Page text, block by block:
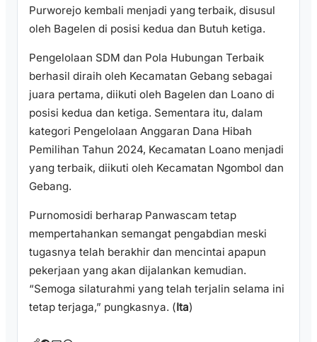
Purworejo kembali menjadi yang terbaik, disusul
oleh Bagelen di posisi kedua dan Butuh ketiga.
Pengelolaan SDM dan Pola Hubungan Terbaik
berhasil diraih oleh Kecamatan Gebang sebagai
juara pertama, diikuti oleh Bagelen dan Loano di
posisi kedua dan ketiga. Sementara itu, dalam
kategori Pengelolaan Anggaran Dana Hibah
Pemilihan Tahun 2024, Kecamatan Loano menjadi
yang terbaik, diikuti oleh Kecamatan Ngombol dan
Gebang.
Purnomosidi berharap Panwascam tetap
mempertahankan semangat pengabdian meski
tugasnya telah berakhir dan mencintai apapun
pekerjaan yang akan dijalankan kemudian.
“Semoga silaturahmi yang telah terjalin selama ini
tetap terjaga,” pungkasnya. (Ita)